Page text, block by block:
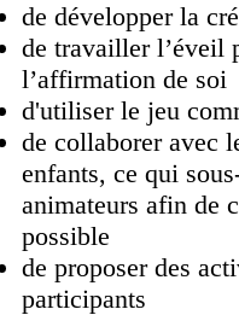
de développer la
de travailler l’éveil
l’affirmation de soi
d'utiliser le jeu
de collaborer avec
enfants, ce qui
animateurs afin de
possible
de proposer des
participants